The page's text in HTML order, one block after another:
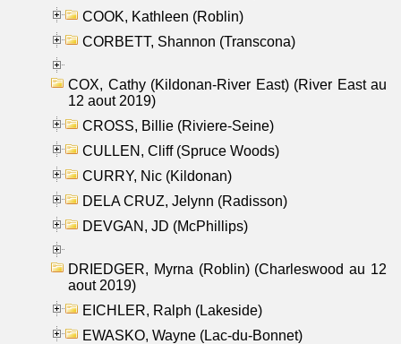
COOK, Kathleen (Roblin)
CORBETT, Shannon (Transcona)
COX, Cathy (Kildonan-River East) (River East au
12 aout 2019)
CROSS, Billie (Riviere-Seine)
CULLEN, Cliff (Spruce Woods)
CURRY, Nic (Kildonan)
DELA CRUZ, Jelynn (Radisson)
DEVGAN, JD (McPhillips)
DRIEDGER, Myrna (Roblin) (Charleswood au 12
aout 2019)
EICHLER, Ralph (Lakeside)
EWASKO, Wayne (Lac-du-Bonnet)